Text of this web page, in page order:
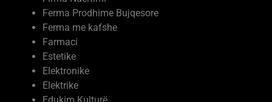
Farmaci
Estetike
Elektronike
Elektrike
Edukim Kulturë
Dyqane Mobiljesh
Dyqane intimo